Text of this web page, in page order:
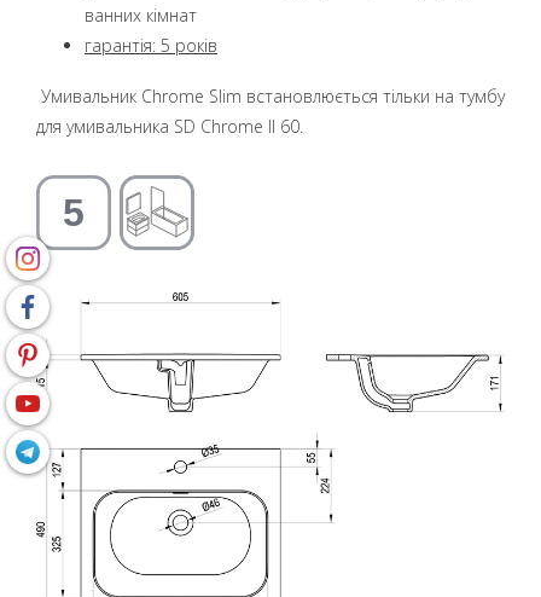
ванних кімнат
гарантія: 5 років
Умивальник Chrome Slim встановлюється тільки на тумбу
для умивальника SD Chrome II 60.